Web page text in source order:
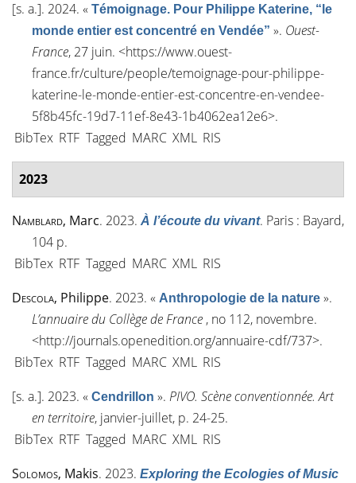
[s. a.]. 2024. « Témoignage. Pour Philippe Katerine, “le
monde entier est concentré en Vendée” ». Ouest-
France, 27 juin. <https://www.ouest-
france.fr/culture/people/temoignage-pour-philippe-
katerine-le-monde-entier-est-concentre-en-vendee-
5f8b45fc-19d7-11ef-8e43-1b4062ea12e6>.
BibTex RTF Tagged MARC XML RIS
2023
Namblard, Marc. 2023. À l’écoute du vivant. Paris : Bayard,
104 p.
BibTex RTF Tagged MARC XML RIS
Descola, Philippe. 2023. « Anthropologie de la nature ».
L’annuaire du Collège de France , no 112, novembre.
<http://journals.openedition.org/annuaire-cdf/737>.
BibTex RTF Tagged MARC XML RIS
[s. a.]. 2023. « Cendrillon ». PIVO. Scène conventionnée. Art
en territoire, janvier-juillet, p. 24-25.
BibTex RTF Tagged MARC XML RIS
Solomos, Makis. 2023. Exploring the Ecologies of Music